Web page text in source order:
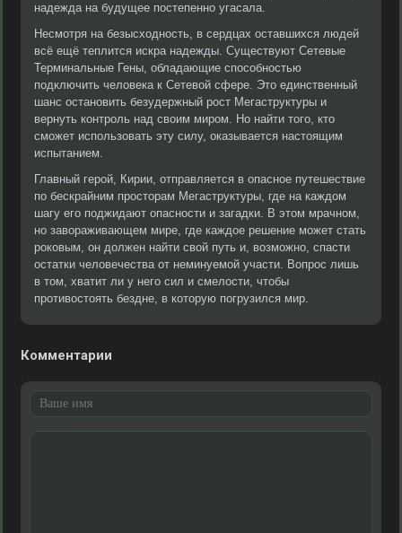
надежда на будущее постепенно угасала.
Несмотря на безысходность, в сердцах оставшихся людей
всё ещё теплится искра надежды. Существуют Сетевые
Терминальные Гены, обладающие способностью
подключить человека к Сетевой сфере. Это единственный
шанс остановить безудержный рост Мегаструктуры и
вернуть контроль над своим миром. Но найти того, кто
сможет использовать эту силу, оказывается настоящим
испытанием.
Главный герой, Кирии, отправляется в опасное путешествие
по бескрайним просторам Мегаструктуры, где на каждом
шагу его поджидают опасности и загадки. В этом мрачном,
но завораживающем мире, где каждое решение может стать
роковым, он должен найти свой путь и, возможно, спасти
остатки человечества от неминуемой участи. Вопрос лишь
в том, хватит ли у него сил и смелости, чтобы
противостоять бездне, в которую погрузился мир.
Комментарии